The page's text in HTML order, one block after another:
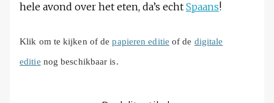
hele avond over het eten, da’s echt Spaans!
Klik om te kijken of depapieren editie of de digitale
editie nog beschikbaar is.